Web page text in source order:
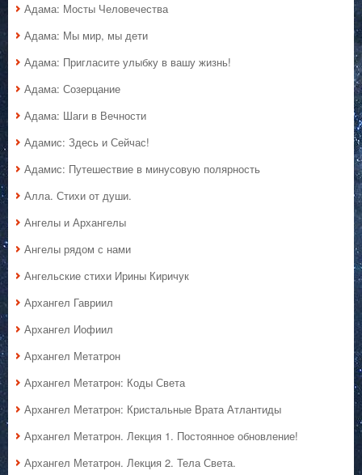
Адама: Мосты Человечества
Адама: Мы мир, мы дети
Адама: Пригласите улыбку в вашу жизнь!
Адама: Созерцание
Адама: Шаги в Вечности
Адамис: Здесь и Сейчас!
Адамис: Путешествие в минусовую полярность
Алла. Стихи от души.
Ангелы и Архангелы
Ангелы рядом с нами
Ангельские стихи Ирины Киричук
Архангел Гавриил
Архангел Иофиил
Архангел Метатрон
Архангел Метатрон: Коды Света
Архангел Метатрон: Кристальные Врата Атлантиды
Архангел Метатрон. Лекция 1. Постоянное обновление!
Архангел Метатрон. Лекция 2. Тела Света.